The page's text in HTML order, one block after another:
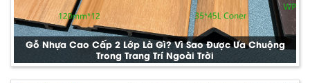
Gỗ Nhựa Cao Cấp 2 Lớp Là Gì? Vì Sao Được Ưa Chuộng
Trong Trang Trí Ngoài Trời